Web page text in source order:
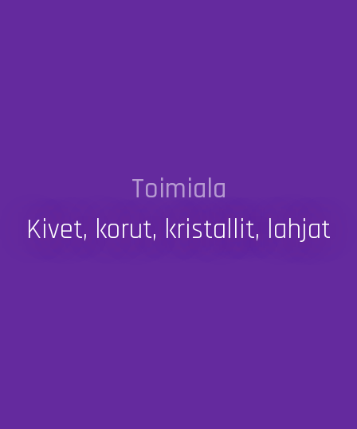
Toimiala
Kivet, korut, kristallit, lahjat